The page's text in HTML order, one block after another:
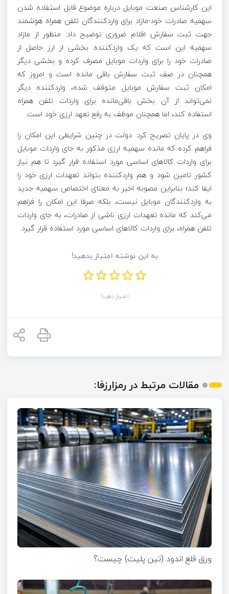
این کارشناس صنعت موبایل درباره موضوع قابل استفاده شدن
سهمیه صادرات خود-مازاد برای واردکنندگان تلفن همراه هوشمند
جهت ثبت سفارش اقلام ضروری توضیح داد: منظور از مازاد
سهمیه این است که یک واردکننده بخشی از ارز حاصل از
صادرات خود را برای واردات موبایل مصرف کرده و بخشی دیگر
همچنان در صف ثبت سفارش باقی مانده است و امروز که
امکان ثبت سفارش موبایل متوقف شده، واردکننده دیگر
نمی‌تواند از آن بخش باقی‌مانده برای واردات تلفن همراه
استفاده کند، اما همچنان موظف به رفع تعهد ارزی خود است.
وی در پایان تصریح کرد: دولت در چنین شرایطی این امکان را
فراهم کرده که مانده سهمیه ارزی مذکور به جای واردات موبایل
برای واردات کالا‌های اساسی مورد استفاده قرار گیرد تا هم نیاز
کشور تامین شود و هم واردکننده بتواند تعهدات ارزی خود را
ایفا کند؛ بنابراین مصوبه اخیر به معنای اختصاص سهمیه جدید
به واردکنندگان موبایل نیست، بلکه صرفا این امکان را فراهم
می‌کند که مانده تعهدات ارزی ناشی از صادرات، به جای واردات
تلفن همراه، برای واردات کالا‌های اساسی مورد استفاده قرار گیرد.
به این نوشته امتیاز بدهید!
امتیاز دهید!
مقالات مرتبط در رمزارزفا:
ورق قلع اندود (تین پلیت) چیست؟